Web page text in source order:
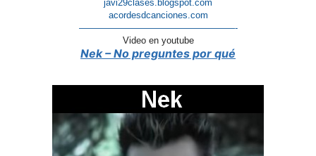
javi29clases.blogspot.com
acordesdcanciones.com
—————————————————-
Video en youtube
Nek – No preguntes por qué